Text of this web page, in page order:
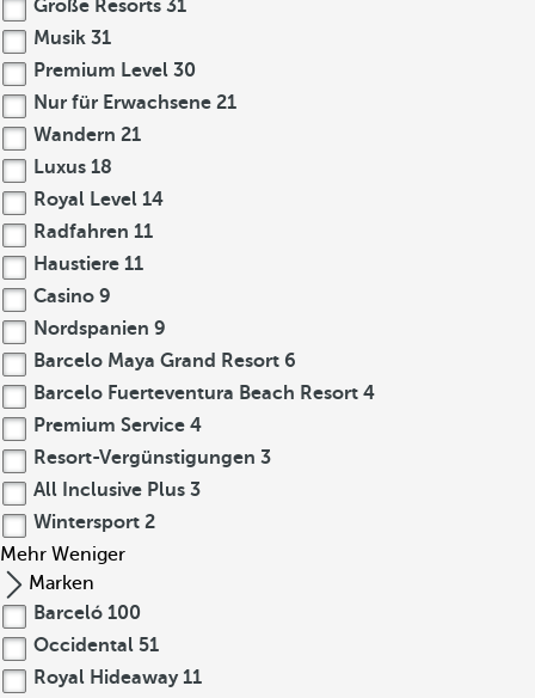
Große Resorts 31
Musik 31
Premium Level 30
Nur für Erwachsene 21
Wandern 21
Luxus 18
Royal Level 14
Radfahren 11
Haustiere 11
Casino 9
Nordspanien 9
Barcelo Maya Grand Resort 6
Barcelo Fuerteventura Beach Resort 4
Premium Service 4
Resort-Vergünstigungen 3
All Inclusive Plus 3
Wintersport 2
Mehr Weniger
Marken
Barceló 100
Occidental 51
Royal Hideaway 11